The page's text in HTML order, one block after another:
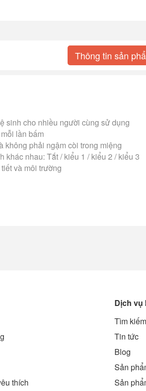
Thông tin sản
sinh cho nhiều người cùng sử dụng
lần bấm
không phải ngậm còi trong miệng
khác nhau: Tắt / kiểu 1 / kiểu 2 / kiểu 3
và môi trường
thích
Dịch vụ
Tìm kiếm
Tin tức
Blog
Sản
Sản